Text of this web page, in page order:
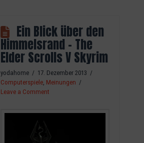
Ein Blick über den
Himmelsrand – The
Elder Scrolls V Skyrim
yodahome
17. Dezember 2013
Computerspiele Meinungen
Leave a Comment